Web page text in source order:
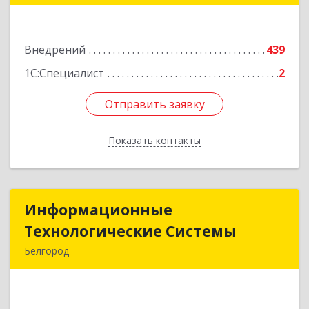
Внедрений
439
1С:Специалист
2
Отправить заявку
Показать контакты
Отправить заявку
Назад
Информационные
Технологические Системы
Белгород
Информационные
Технологические Системы